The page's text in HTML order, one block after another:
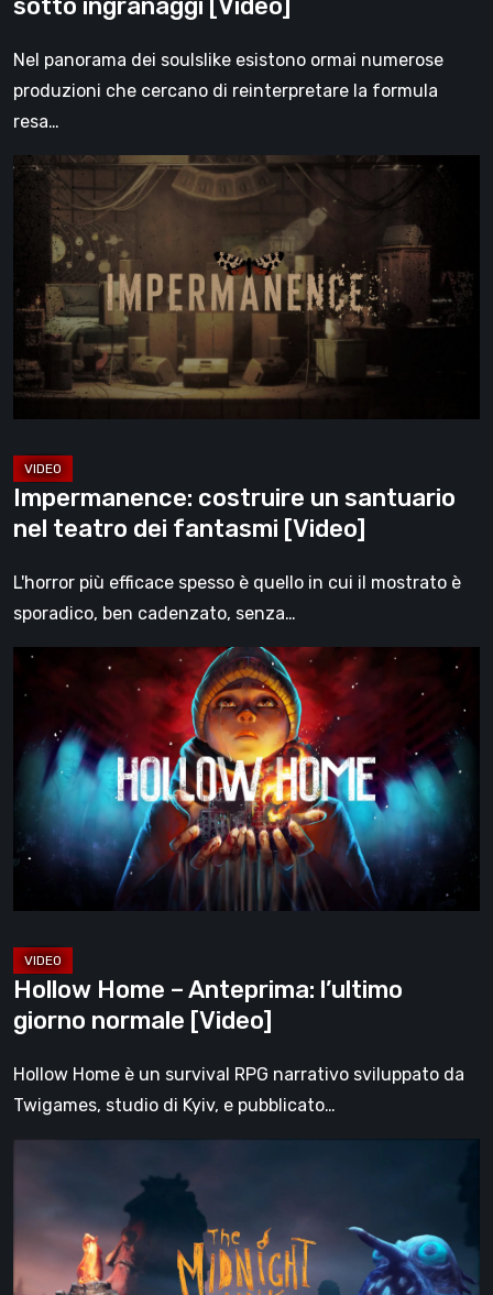
Nel panorama dei soulslike esistono ormai numerose
produzioni che cercano di reinterpretare la formula
resa…
Impermanence:
costruire
santuario
nel
teatro
fantasmi
[Video]
Impermanence: costruire un santuario
nel teatro dei fantasmi [Video]
L'horror più efficace spesso è quello in cui il mostrato è
sporadico, ben cadenzato, senza…
Hollow
Home
Anteprima:
l’ultimo
giorno
normale
Hollow Home – Anteprima: l’ultimo
giorno normale [Video]
Hollow Home è un survival RPG narrativo sviluppato da
Twigames, studio di Kyiv, e pubblicato…
la
recensione: